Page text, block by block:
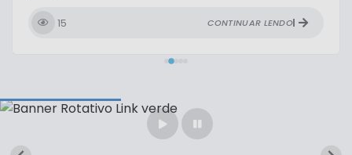
15 CONTINUAR LENDO